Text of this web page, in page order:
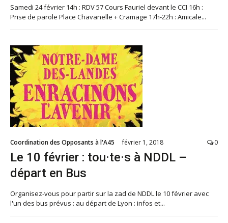
Samedi 24 février 14h : RDV 57 Cours Fauriel devant le CCI 16h :
Prise de parole Place Chavanelle + Cramage 17h-22h : Amicale...
Coordination des Opposants à l'A45 février 1, 2018 0
Le 10 février : tou·te·s à NDDL –
départ en Bus
Organisez-vous pour partir sur la zad de NDDL le 10 février avec
l'un des bus prévus : au départ de Lyon : infos et...